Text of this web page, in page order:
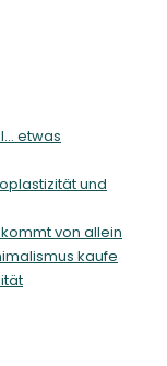
etwas
und
von allein
kaufe